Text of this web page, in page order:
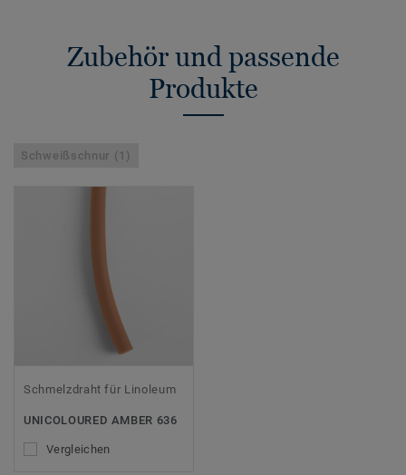
Zubehör und passende
Produkte
Schweißschnur (1)
Schmelzdraht für Linoleum
UNICOLOURED AMBER 636
Vergleichen